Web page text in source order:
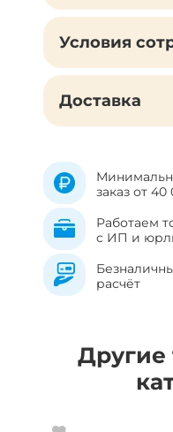
Условия
Доставка
заказ от 40
Работаем
с ИП и
расчёт
Другие